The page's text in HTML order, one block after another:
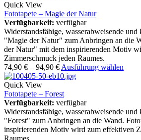
Quick View
Fototapete – Magie der Natur
Verfügbarkeit: verfügbar
Widerstandsfähige, wasserabweisende und
"Magie der Natur" zum Anbringen an die
der Natur" mit dem inspirierenden Motiv
Zimmerschmuck jeden Raumes.
74,90 € – 94,90 € Ausführung wählen
Quick View
Fototapete – Forest
Verfügbarkeit: verfügbar
Widerstandsfähige, wasserabweisende und
"Forest" zum Anbringen an die Wand.
inspirierenden Motiv wird zum effektiven